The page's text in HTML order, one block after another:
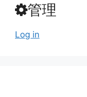
管理
Log in